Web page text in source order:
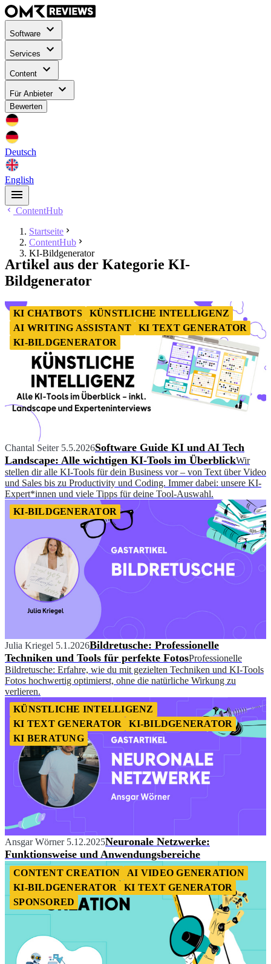
Software
Services
Content
Für Anbieter
Bewerten
Deutsch
English
ContentHub
Startseite
ContentHub
KI-Bildgenerator
Artikel aus der Kategorie KI-
Bildgenerator
KI CHATBOTS
KÜNSTLICHE INTELLIGENZ
AI WRITING ASSISTANT
KI TEXT GENERATOR
KI-BILDGENERATOR
Chantal Seiter 5.5.2026Software Guide KI und AI Tech
Landscape: Alle wichtigen KI-Tools im ÜberblickWir
stellen dir alle KI-Tools für dein Business vor – von Text über Video
und Sales bis zu Productivity und Coding. Immer dabei: unsere KI-
Expert*innen und viele Tipps für deine Tool-Auswahl.
KI-BILDGENERATOR
Julia Kriegel 5.1.2026Bildretusche: Professionelle
Techniken und Tools für perfekte FotosProfessionelle
Bildretusche: Erfahre, wie du mit gezielten Techniken und KI-Tools
Fotos hochwertig optimierst, ohne die natürliche Wirkung zu
verlieren.
KÜNSTLICHE INTELLIGENZ
KI TEXT GENERATOR
KI-BILDGENERATOR
KI BERATUNG
Ansgar Wörner 5.12.2025Neuronale Netzwerke:
Funktionsweise und Anwendungsbereiche
CONTENT CREATION
AI VIDEO GENERATION
KI-BILDGENERATOR
KI TEXT GENERATOR
SPONSORED